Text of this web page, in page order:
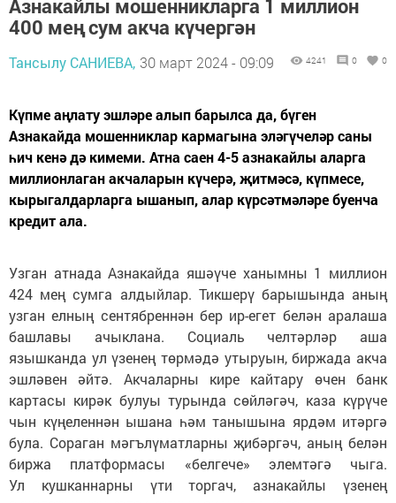
Азнакайлы мошенникларга 1 миллион
400 мең сум акча күчергән
Тансылу САНИЕВА, 30 март 2024 - 09:09 4241 0 0
Күпме аңлату эшләре алып барылса да, бүген
Азнакайда мошенниклар кармагына эләгүчеләр саны
һич кенә дә кимеми. Атна саен 4-5 азнакайлы аларга
миллионлаган акчаларын күчерә, җитмәсә, күпмесе,
кырыгалдарларга ышанып, алар күрсәтмәләре буенча
кредит ала.
Узган атнада Азнакайда яшәүче ханымны 1 миллион
424 мең сумга алдыйлар. Тикшерү барышында аның
узган елның сентябреннән бер ир-егет белән аралаша
башлавы ачыклана. Социаль челтәрләр аша
язышканда ул үзенең төрмәдә утыруын, биржада акча
эшләвен әйтә. Акчаларны кире кайтару өчен банк
картасы кирәк булуы турында сөйләгәч, каза күрүче
чын күңеленнән ышана һәм танышына ярдәм итәргә
була. Сораган мәгълүматларны җибәргәч, аның белән
биржа платформасы «белгече» элемтәгә чыга.
Ул кушканнарны үти торгач, азнакайлы үзенең